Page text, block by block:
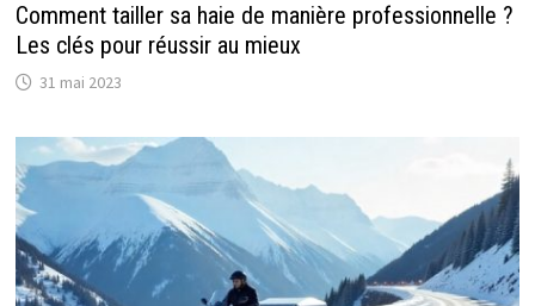
Comment tailler sa haie de manière professionnelle ?
Les clés pour réussir au mieux
31 mai 2023